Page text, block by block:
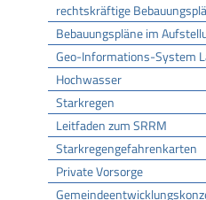
rechtskräftige
Bebauungspläne im
Geo-Informations-System
Hochwasser
Starkregen
Leitfaden zum SRRM
Starkregengefahrenkarten
Private Vorsorge